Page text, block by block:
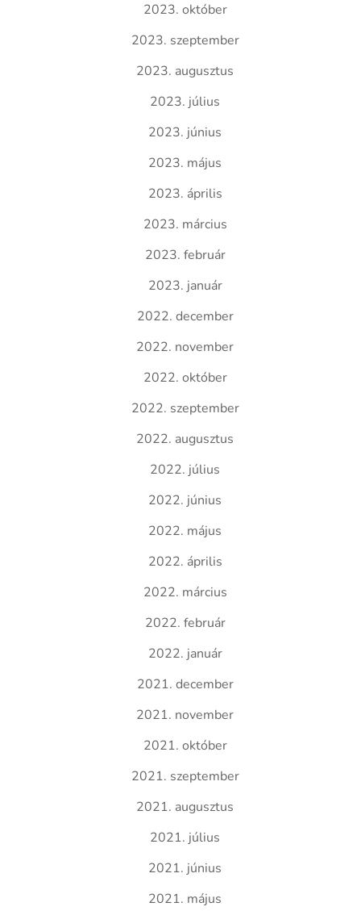
2023. október
2023. szeptember
2023. augusztus
2023. július
2023. június
2023. május
2023. április
2023. március
2023. február
2023. január
2022. december
2022. november
2022. október
2022. szeptember
2022. augusztus
2022. július
2022. június
2022. május
2022. április
2022. március
2022. február
2022. január
2021. december
2021. november
2021. október
2021. szeptember
2021. augusztus
2021. július
2021. június
2021. május